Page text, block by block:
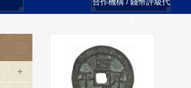
合作機構 / 錢幣評級代